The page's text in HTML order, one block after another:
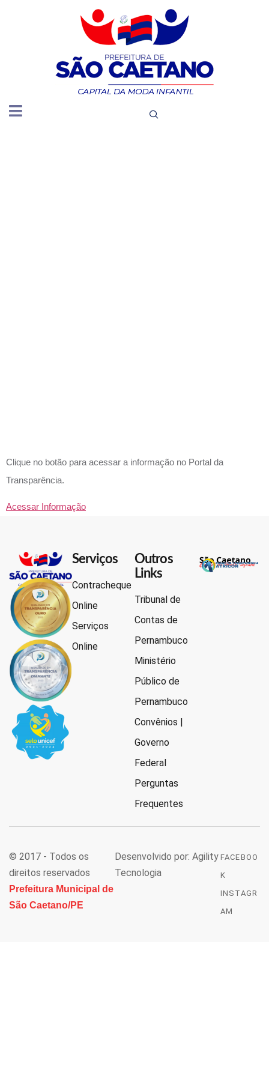
Clique no botão para acessar a informação no Portal da
Transparência.
Acessar Informação
Serviços
Contracheque
Online
Serviços
Online
Outros
Links
Tribunal de
Contas de
Pernambuco
Ministério
Público de
Pernambuco
Convênios |
Governo
Federal
Perguntas
Frequentes
© 2017 - Todos os
direitos reservados
Prefeitura Municipal de
São Caetano/PE
Desenvolvido por: Agility
Tecnologia
FACEBOO
K
INSTAGR
AM